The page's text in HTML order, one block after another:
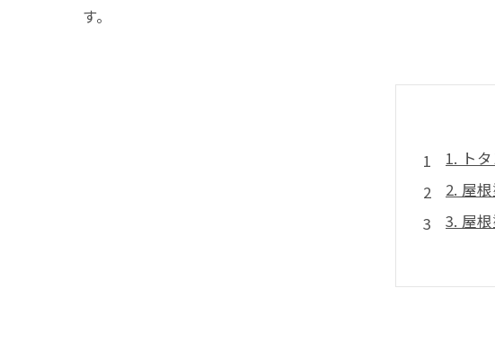
す。
1. ト
2. 屋
3. 屋
4. 屋
5. 屋